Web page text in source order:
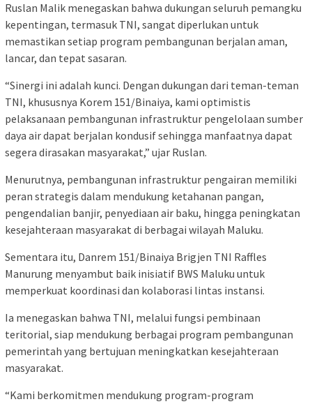
Ruslan Malik menegaskan bahwa dukungan seluruh pemangku
kepentingan, termasuk TNI, sangat diperlukan untuk
memastikan setiap program pembangunan berjalan aman,
lancar, dan tepat sasaran.
“Sinergi ini adalah kunci. Dengan dukungan dari teman-teman
TNI, khususnya Korem 151/Binaiya, kami optimistis
pelaksanaan pembangunan infrastruktur pengelolaan sumber
daya air dapat berjalan kondusif sehingga manfaatnya dapat
segera dirasakan masyarakat,” ujar Ruslan.
Menurutnya, pembangunan infrastruktur pengairan memiliki
peran strategis dalam mendukung ketahanan pangan,
pengendalian banjir, penyediaan air baku, hingga peningkatan
kesejahteraan masyarakat di berbagai wilayah Maluku.
Sementara itu, Danrem 151/Binaiya Brigjen TNI Raffles
Manurung menyambut baik inisiatif BWS Maluku untuk
memperkuat koordinasi dan kolaborasi lintas instansi.
Ia menegaskan bahwa TNI, melalui fungsi pembinaan
teritorial, siap mendukung berbagai program pembangunan
pemerintah yang bertujuan meningkatkan kesejahteraan
masyarakat.
“Kami berkomitmen mendukung program-program